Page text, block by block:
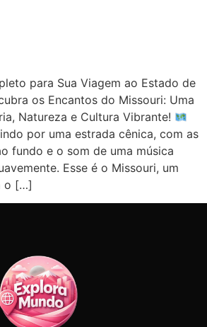
para Sua Viagem ao Estado de
os Encantos do Missouri: Uma
Natureza e Cultura Vibrante!
por uma estrada cênica, com as
fundo e o som de uma música
Esse é o Missouri, um
o […]